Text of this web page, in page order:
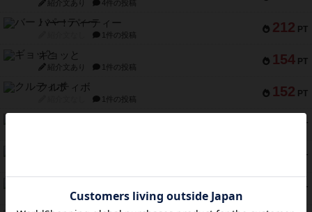
紹介文あり 4件の投稿
212 PT
バー！パーティー
1件の投稿
154 PT
ギョッと
紹介文あり 1件の投稿
152 PT
クルティボ
1件の投稿
PT
PT
PT
紹介文なし 5件の投稿